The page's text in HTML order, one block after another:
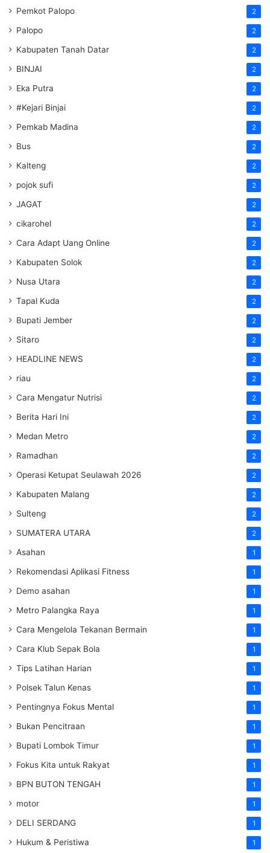
Pemkot Palopo 2
Palopo 2
Kabupaten Tanah Datar 2
BINJAI 2
Eka Putra 2
#Kejari Binjai 2
Pemkab Madina 2
Bus 2
Kalteng 2
pojok sufi 2
JAGAT 2
cikarohel 2
Cara Adapt Uang Online 2
Kabupaten Solok 2
Nusa Utara 2
Tapal Kuda 2
Bupati Jember 2
Sitaro 2
HEADLINE NEWS 2
riau 2
Cara Mengatur Nutrisi 2
Berita Hari Ini 2
Medan Metro 2
Ramadhan 2
Operasi Ketupat Seulawah 2026 2
Kabupaten Malang 2
Sulteng 2
SUMATERA UTARA 2
Asahan 1
Rekomendasi Aplikasi Fitness 1
Demo asahan 1
Metro Palangka Raya 1
Cara Mengelola Tekanan Bermain 1
Cara Klub Sepak Bola 1
Tips Latihan Harian 1
Polsek Talun Kenas 1
Pentingnya Fokus Mental 1
Bukan Pencitraan 1
Bupati Lombok Timur 1
Fokus Kita untuk Rakyat 1
BPN BUTON TENGAH 1
motor 1
DELI SERDANG 1
Hukum & Peristiwa 1